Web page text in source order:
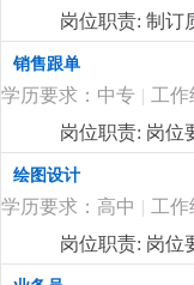
绩效奖，社保
岗位职责: 制订
全过程的质量
货、索赔等异
料、半成品、
领导交代的各
销售跟单
学历要求：中专 | 工作
岗位职责: 岗位
账款的回收跟
更新维护等等；
绘图设计
学历要求：高中 | 工作
岗位职责: 岗位
pro/e或